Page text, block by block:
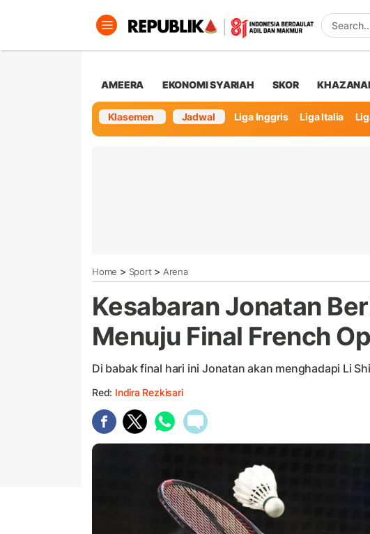
AMEERA EKONOMI SYARIAH SKOR
Klasemen Jadwal Liga Inggris Liga Italia
Home > Sport > Arena
Kesabaran Jonatan
Menuju Final French
Di babak final hari ini Jonatan akan menghadapi Li
Red: Indira Rezkisari